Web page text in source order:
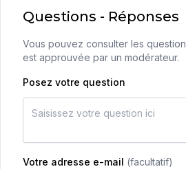
Questions - Réponses
Vous pouvez consulter les
est approuvée par un modérateur.
Posez votre question
Votre adresse e-mail (facultatif)